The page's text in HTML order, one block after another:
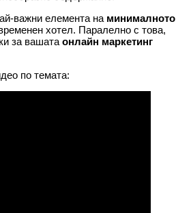
важни елемента на минималното
хотел. Паралелно с това,
за вашата онлайн маркетинг
по темата: